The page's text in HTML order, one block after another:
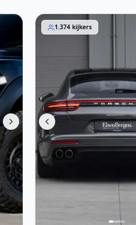
Porsche Panamera
1.374 kijkers